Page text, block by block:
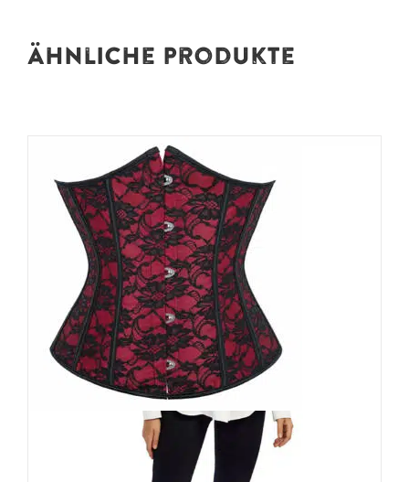
Ähnliche Produkte
Moon Attic Korsett Flowers
of Red